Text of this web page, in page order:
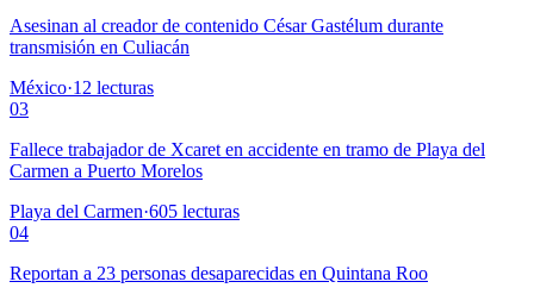
Asesinan al creador de contenido César Gastélum durante
transmisión en Culiacán
México·12 lecturas
03
Fallece trabajador de Xcaret en accidente en tramo de Playa del
Carmen a Puerto Morelos
Playa del Carmen·605 lecturas
04
Reportan a 23 personas desaparecidas en Quintana Roo